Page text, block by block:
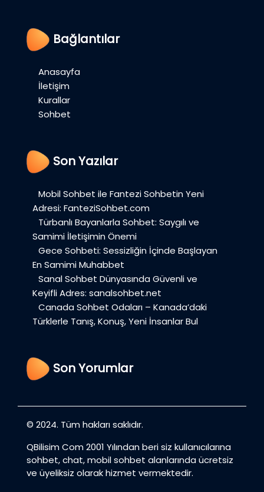
Bağlantılar
Anasayfa
İletişim
Kurallar
Sohbet
Son Yazılar
Mobil Sohbet ile Fantezi Sohbetin Yeni
Adresi: FanteziSohbet.com
Türbanlı Bayanlarla Sohbet: Saygılı ve
Samimi İletişimin Önemi
Gece Sohbeti: Sessizliğin İçinde Başlayan
En Samimi Muhabbet
Sanal Sohbet Dünyasında Güvenli ve
Keyifli Adres: sanalsohbet.net
Canada Sohbet Odaları – Kanada’daki
Türklerle Tanış, Konuş, Yeni İnsanlar Bul
Son Yorumlar
© 2024. Tüm hakları saklıdır.
QBilisim Com 2001 Yılından beri siz kullanıcılarına
sohbet, chat, mobil sohbet alanlarında ücretsiz
ve üyeliksiz olarak hizmet vermektedir.